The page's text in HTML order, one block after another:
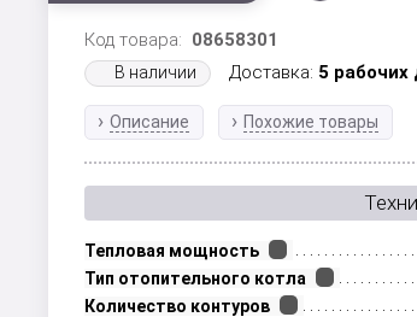
Код товара: 08658301
В наличии Доставка: 5 рабочих
Описание Похожие товары
Тепловая мощность
Тип отопительного котла
Количество контуров